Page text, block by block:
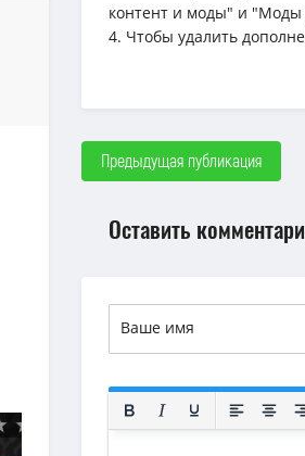
контент и моды" и
4. Чтобы удалить
Предыдущая публикация
Оставить